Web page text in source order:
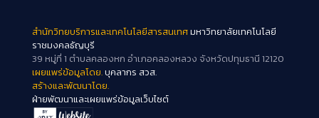
สำนักวิทยบริการและเทคโนโลยีสารสนเทศมหาวิทยาลัยเทคโนโลยี
ราชมงคลธัญบุรี
39 หมู่ที่ 1 ตำบลคลองหก อำเภอคลองหลวง จังหวัดปทุมธานี 12120
เผยแพร่ข้อมูลโดย.บุคลากร สวส.
สร้างและพัฒนาโดย.
ฝ่ายพัฒนาและเผยแพร่ข้อมูลเว็บไซต์